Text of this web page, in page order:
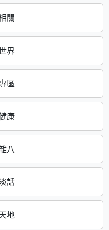
關
界
區
康
八
話
地